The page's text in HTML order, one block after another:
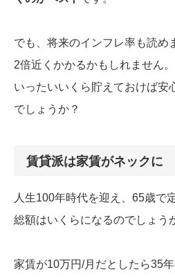
でも、将来のインフレ率も読め
2倍近くかかるかもしれません。
いったいいくら貯えておけば安
でしょうか？
賃貸派は家賃がネックに
人生100年時代を迎え、65歳で
総額はいくらになるのでしょう
家賃が10万円/月だとしたら35